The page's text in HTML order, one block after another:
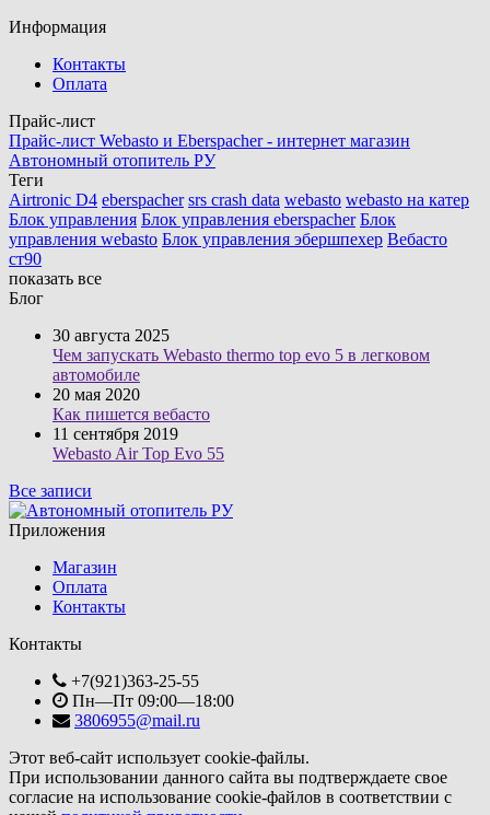
Информация
Контакты
Оплата
Прайс-лист
Прайс-лист Webasto и Eberspacher - интернет магазин
Автономный отопитель РУ
Теги
Airtronic D4 eberspacher srs crash data webasto webasto на катер
Блок управления Блок управления eberspacher Блок
управления webasto Блок управления эбершпехер Вебасто
ст90
показать все
Блог
30 августа 2025
Чем запускать Webasto thermo top evo 5 в легковом
автомобиле
20 мая 2020
Как пишется вебасто
11 сентября 2019
Webasto Air Top Evo 55
Все записи
Приложения
Магазин
Оплата
Контакты
Контакты
+7(921)363-25-55
Пн—Пт 09:00—18:00
3806955@mail.ru
Этот веб-сайт использует cookie-файлы.
При использовании данного сайта вы подтверждаете свое
согласие на использование cookie-файлов в соответствии с